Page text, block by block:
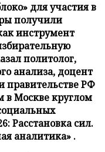
для участия в
получили
инструмент
политолог,
анализа, доцент
правительстве РФ
Москве круглом
Расстановка сил.
аналитика» .